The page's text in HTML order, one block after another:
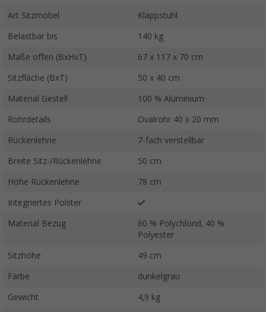
Art Sitzmöbel Klappstuhl
Belastbar bis 140 kg
Maße offen (BxHxT) 67 x 117 x 70 cm
Sitzfläche (BxT) 50 x 40 cm
Material Gestell 100 % Aluminium
Rohrdetails Ovalrohr 40 x 20 mm
Rückenlehne 7-fach verstellbar
Breite Sitz-/Rückenlehne 50 cm
Höhe Rückenlehne 78 cm
Integriertes Polster
Material Bezug
60 % Polychlorid, 40 %
Polyester
Sitzhöhe 49 cm
Farbe dunkelgrau
Gewicht 4,9 kg